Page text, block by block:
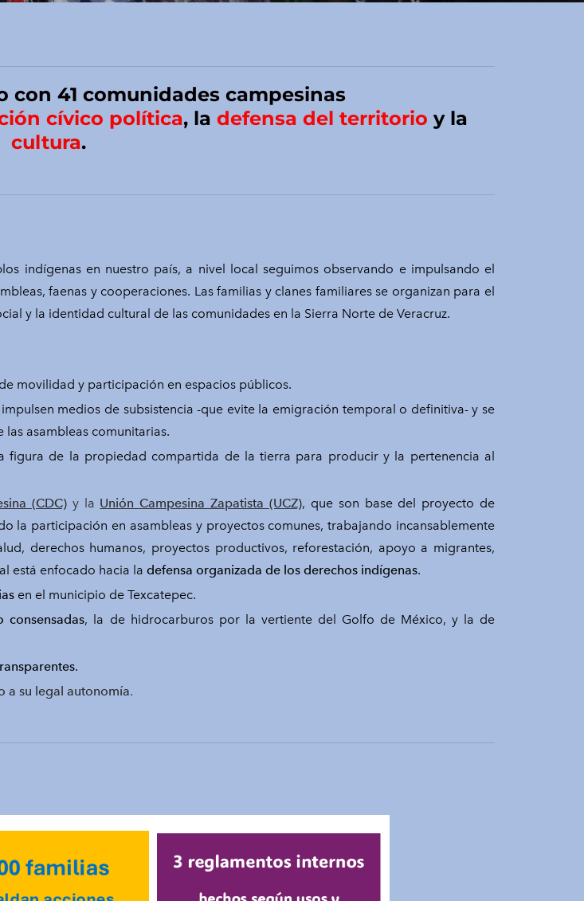
con 41 comunidades campesinas
cívico política, la defensa del territorio y la
cultura.
indígenas en nuestro país, a nivel local seguimos observando e impulsando el
faenas y cooperaciones. Las familias y clanes familiares se organizan para el
y la identidad cultural de las comunidades en la Sierra Norte de Veracruz.
movilidad y participación en espacios públicos.
medios de subsistencia -que evite la emigración temporal o definitiva- y se
asambleas comunitarias.
figura de la propiedad compartida de la tierra para producir y la pertenencia al
(CDC) y la Unión Campesina Zapatista (UCZ), que son base del proyecto de
la participación en asambleas y proyectos comunes, trabajando incansablemente
derechos humanos, proyectos productivos, reforestación, apoyo a migrantes,
está enfocado hacia la defensa organizada de los derechos indígenas.
en el municipio de Texcatepec.
consensadas, la de hidrocarburos por la vertiente del Golfo de México, y la de
.
a su legal autonomía.